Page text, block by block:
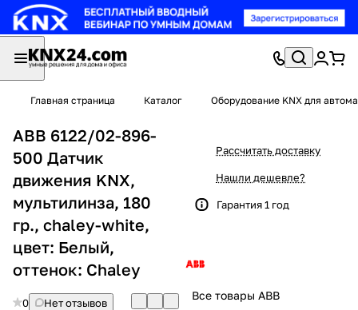
Главная страница Каталог Оборудование KNX для
ABB 6122/02-896-
500 Датчик
движения KNX,
мультилинза, 180
гр., chaley-white,
цвет: Белый,
оттенок: Chaley
0
Нет отзывов
Рассчитать доставку
Нашли дешевле?
Гарантия 1 год
Все товары ABB